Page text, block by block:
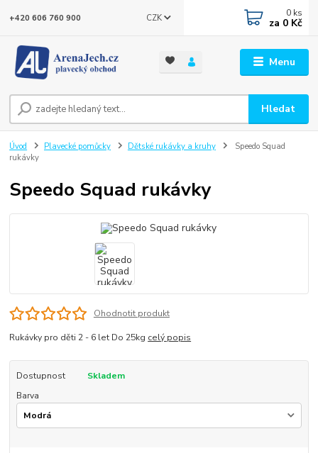
Menu
CZK
Hledat
+420 606 760 900 0 ks
za 0 Kč
Úvod Plavecké pomůcky Dětské rukávky a kruhy
Speedo Squad
rukávky
Speedo Squad rukávky
Ohodnotit produkt
Rukávky pro děti 2 - 6 let Do 25kg celý popis
Dostupnost
Skladem
Barva